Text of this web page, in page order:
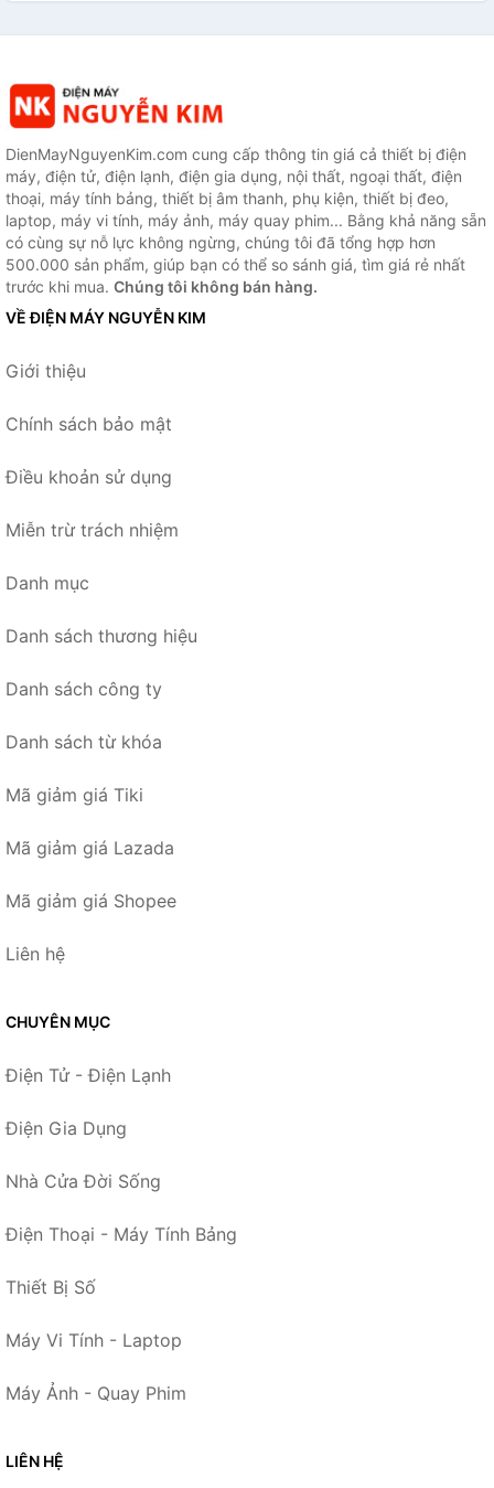
DienMayNguyenKim.com cung cấp thông tin giá cả thiết bị điện
máy, điện tử, điện lạnh, điện gia dụng, nội thất, ngoại thất, điện
thoại, máy tính bảng, thiết bị âm thanh, phụ kiện, thiết bị đeo,
laptop, máy vi tính, máy ảnh, máy quay phim... Bằng khả năng sẵn
có cùng sự nỗ lực không ngừng, chúng tôi đã tổng hợp hơn
500.000 sản phẩm, giúp bạn có thể so sánh giá, tìm giá rẻ nhất
trước khi mua. Chúng tôi không bán hàng.
VỀ ĐIỆN MÁY NGUYỄN KIM
Giới thiệu
Chính sách bảo mật
Điều khoản sử dụng
Miễn trừ trách nhiệm
Danh mục
Danh sách thương hiệu
Danh sách công ty
Danh sách từ khóa
Mã giảm giá Tiki
Mã giảm giá Lazada
Mã giảm giá Shopee
Liên hệ
CHUYÊN MỤC
Điện Tử - Điện Lạnh
Điện Gia Dụng
Nhà Cửa Đời Sống
Điện Thoại - Máy Tính Bảng
Thiết Bị Số
Máy Vi Tính - Laptop
Máy Ảnh - Quay Phim
LIÊN HỆ